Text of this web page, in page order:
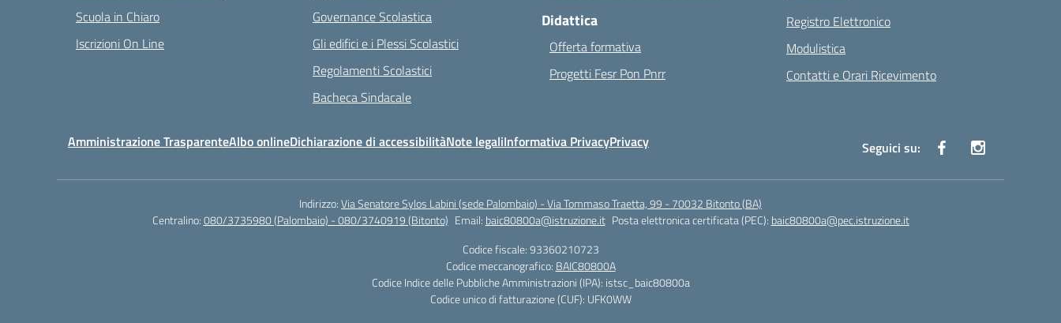
Scuola in Chiaro
Iscrizioni On Line
Governance Scolastica
Gli edifici e i Plessi Scolastici
Regolamenti Scolastici
Bacheca Sindacale
Didattica
Offerta formativa
Progetti Fesr Pon Pnrr
Registro Elettronico
Modulistica
Contatti e Orari Ricevimento
Amministrazione TrasparenteAlbo onlineDichiarazione di accessibilitàNote legaliInformativa PrivacyPrivacy Seguici su:
Indirizzo:Via Senatore Sylos Labini (sede Palombaio) - Via Tommaso Traetta, 99 - 70032 Bitonto (BA)
Centralino:080/3735980 (Palombaio) - 080/3740919 (Bitonto) Email: baic80800a@istruzione.it Posta elettronica certificata (PEC): baic80800a@pec.istruzione.it
Codice fiscale: 93360210723
Codice meccanografico: BAIC80800A
Codice Indice delle Pubbliche Amministrazioni (IPA): istsc_baic80800a
Codice unico di fatturazione (CUF): UFK0WW